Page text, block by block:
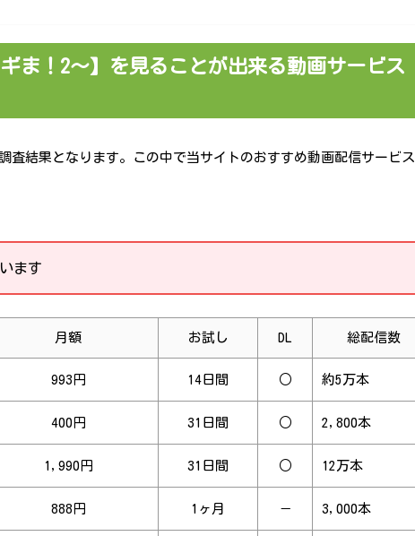
ギま！2～】を見ることが出来る動画サービス
結果となります。この中で当サイトのおすすめ動画配信サービス
ます
月額 お試し DL 総配信数
993円 14日間 ○ 約5万本
400円 31日間 ○ 2,800本
1,990円 31日間 ○ 12万本
888円 1ヶ月 － 3,000本